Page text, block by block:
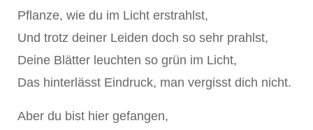
Pflanze, wie du im Licht erstrahlst,
Und trotz deiner Leiden doch so sehr prahlst,
Deine Blätter leuchten so grün im Licht,
Das hinterlässt Eindruck, man vergisst dich nicht.
Aber du bist hier gefangen,